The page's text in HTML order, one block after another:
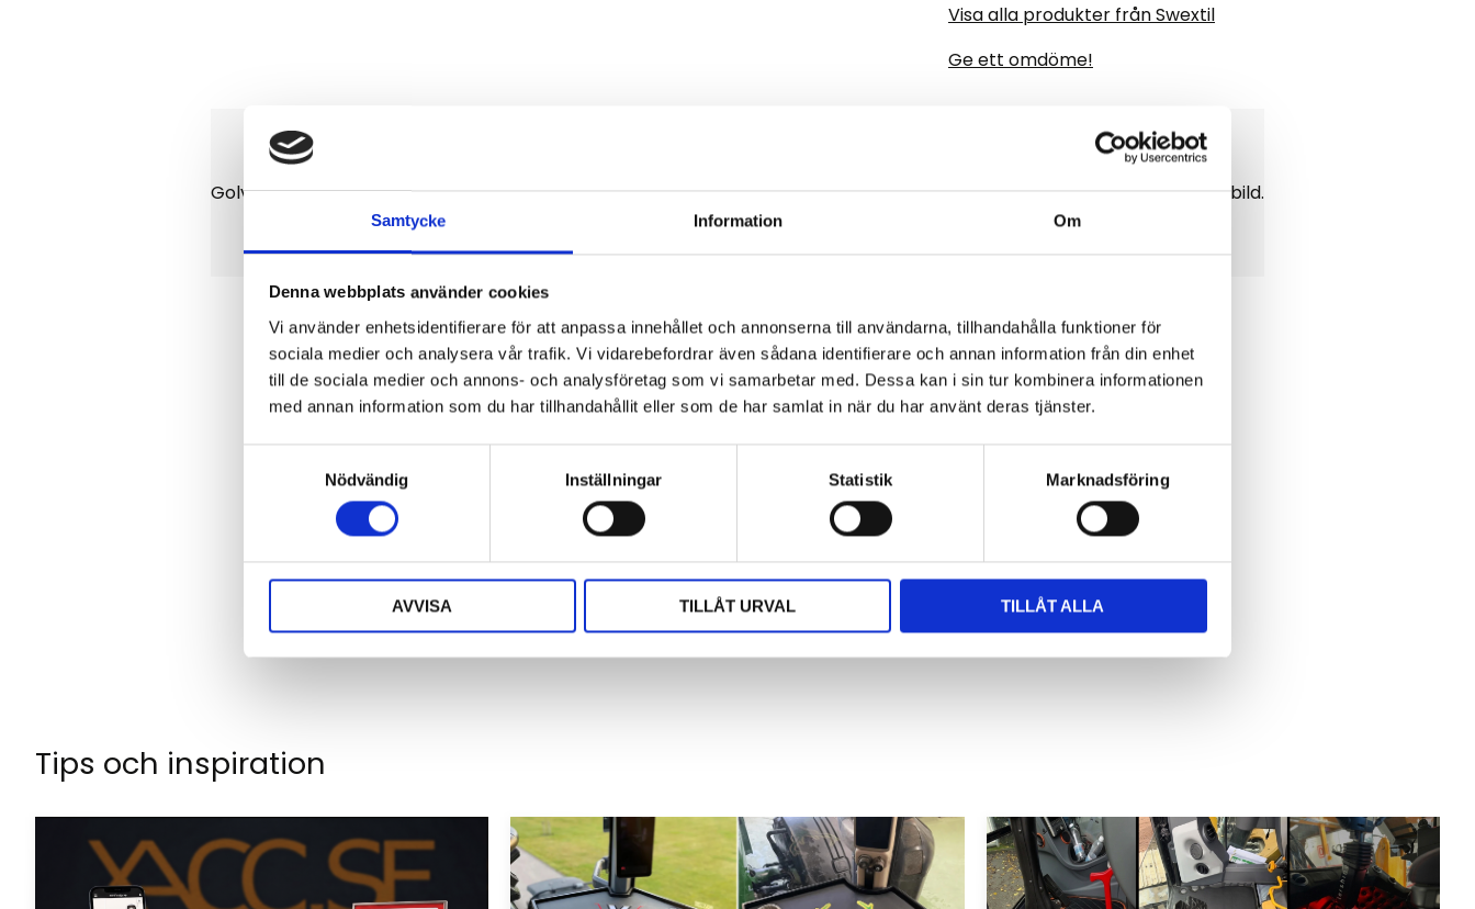
Samtycke Information Om
Denna webbplats använder cookies
Vi använder enhetsidentifierare för att anpassa innehållet och annonserna till användarna, tillhandahålla funktioner för
sociala medier och analysera vår trafik. Vi vidarebefordrar även sådana identifierare och annan information från din enhet
till de sociala medier och annons- och analysföretag som vi samarbetar med. Dessa kan i sin tur kombinera informationen
med annan information som du har tillhandahållit eller som de har samlat in när du har använt deras tjänster.
y
Nödvändig Inställningar Statistik Marknadsföring
AVVISA TILLÅT URVAL TILLÅT ALLA
Visa alla produkter från Swextil
Ge ett omdöme!
Golvmatta till Komatsu D51 -71. Matta med väldigt fin kvalité det är en diamantmönstrad matta med stoppning, enligt bild.
Omdömen
Du
Klicka på en stjärna för att sätta ditt betyg
Tips och inspiration